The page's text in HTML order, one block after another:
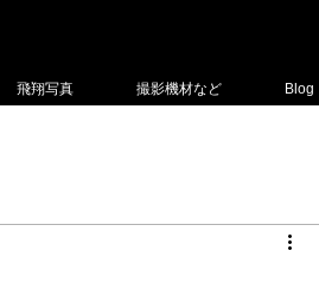
飛翔写真 撮影機材など Blog